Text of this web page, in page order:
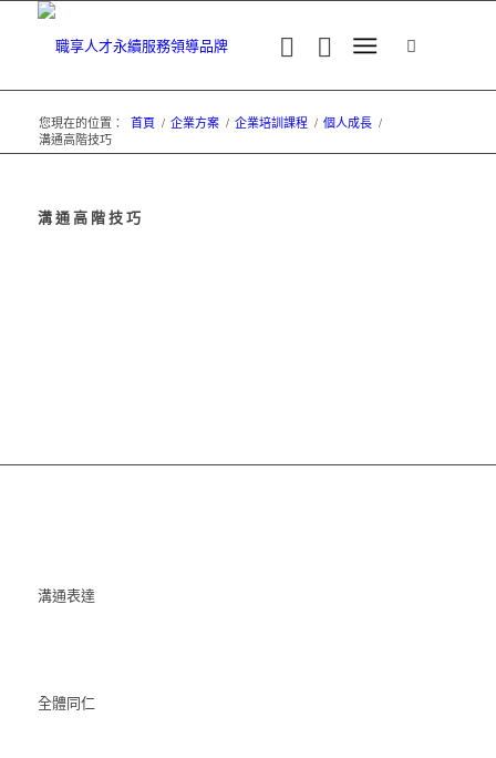
您現在的位置： 首頁 / 企業方案 / 企業培訓課程 / 個人成長 /
溝通高階技巧
溝通高階技巧
溝通表達
全體同仁